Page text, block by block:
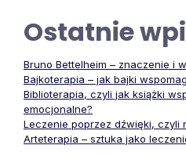
Ostatnie
Bruno Bettelheim – znaczenie i
Bajkoterapia – jak bajki
Biblioterapia, czyli jak książki
emocjonalne?
Leczenie poprzez dźwięki, czyli
Arteterapia – sztuka jako